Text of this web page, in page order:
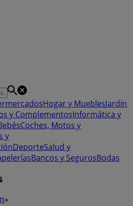
Hogar y MueblesJardín
y ComplementosInformática y
Coches, Motos y
y
DeporteSalud y
Bancos y SegurosBodas
»